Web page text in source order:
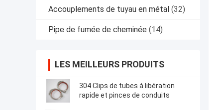
Accouplements de tuyau en métal (32)
Pipe de fumée de cheminée (14)
LES MEILLEURS PRODUITS
304 Clips de tubes à libération
rapide et pinces de conduits